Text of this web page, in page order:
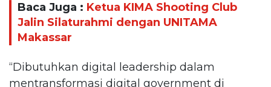
Baca Juga : Ketua KIMA Shooting Club
Jalin Silaturahmi dengan UNITAMA
Makassar
“Dibutuhkan digital leadership dalam
mentransformasi digital government di